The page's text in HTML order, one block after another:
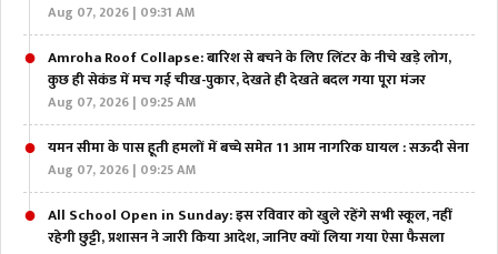
Aug 07, 2026 | 09:31 AM
Amroha Roof Collapse: बारिश से बचने के लिए लिंटर के नीचे खड़े लोग,
कुछ ही सेकंड में मच गई चीख-पुकार, देखते ही देखते बदल गया पूरा मंजर
Aug 07, 2026 | 09:25 AM
यमन सीमा के पास हूती हमलों में बच्चे समेत 11 आम नागरिक घायल : सऊदी सेना
Aug 07, 2026 | 09:25 AM
All School Open in Sunday: इस रविवार को खुले रहेंगे सभी स्कूल, नहीं
रहेगी छुट्टी, प्रशासन ने जारी किया आदेश, जानिए क्यों लिया गया ऐसा फैसला